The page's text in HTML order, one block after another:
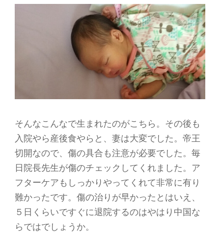
そんなこんなで生まれたのがこちら。その後も
入院やら産後食やらと、妻は大変でした。帝王
切開なので、傷の具合も注意が必要でした。毎
日院長先生が傷のチェックしてくれました。ア
フターケアもしっかりやってくれて非常に有り
難かったです。傷の治りが早かったとはいえ、
５日くらいですぐに退院するのはやはり中国な
らではでしょうか。